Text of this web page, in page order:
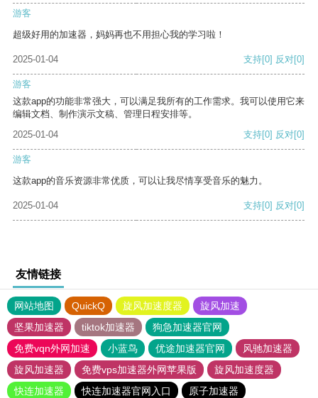
游客
超级好用的加速器，妈妈再也不用担心我的学习啦！
2025-01-04 支持[0] 反对[0]
游客
这款app的功能非常强大，可以满足我所有的工作需求。我可以使用它来
编辑文档、制作演示文稿、管理日程安排等。
2025-01-04
支持[0] 反对[0]
游客
这款app的音乐资源非常优质，可以让我尽情享受音乐的魅力。
2025-01-04 支持[0] 反对[0]
友情链接
网站地图 QuickQ 旋风加速度器
旋风加速
坚果加速器
tiktok加速器
狗急加速器官网
免费vqn外网加速
小蓝鸟 优途加速器官网
风驰加速器
旋风加速器
免费vps加速器外网苹果版
旋风加速度器
快连加速器
快连加速器官网入口
原子加速器